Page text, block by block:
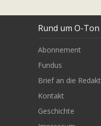
Rund um O-Ton
Abonnement
Fundus
Brief an die
Kontakt
Geschichte